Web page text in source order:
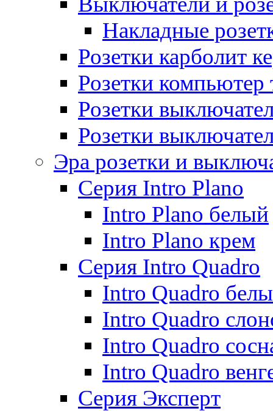
Накладные
Розетки карболит
Розетки компьютер
Розетки
Розетки
Эра розетки и
Серия Intro Plano
Intro Plano белый
Intro Plano крем
Серия Intro Quadro
Intro Quadro
Intro Quadro
Intro Quadro
Intro Quadro
Серия Эксперт